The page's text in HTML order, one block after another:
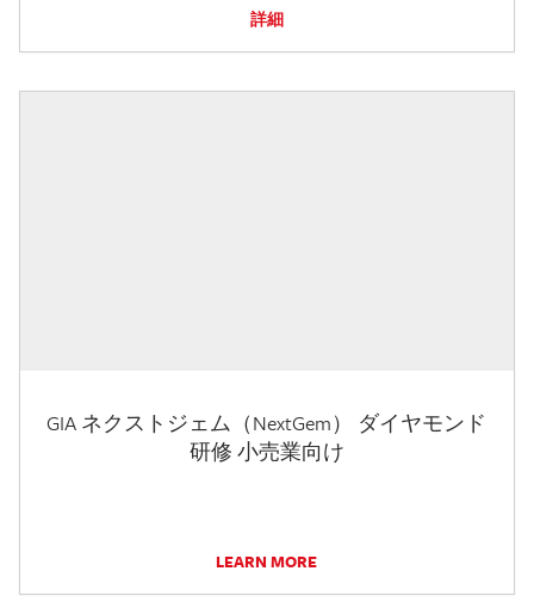
詳細
GIA ネクストジェム（NextGem） ダイヤモンド
研修 小売業向け
LEARN MORE